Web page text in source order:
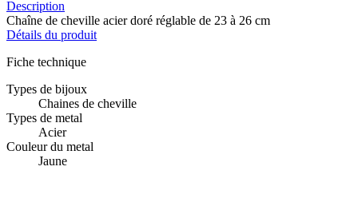
Description
Chaîne de cheville acier doré réglable de 23 à 26 cm
Détails du produit
Fiche technique
Types de bijoux
Chaines de cheville
Types de metal
Acier
Couleur du metal
Jaune